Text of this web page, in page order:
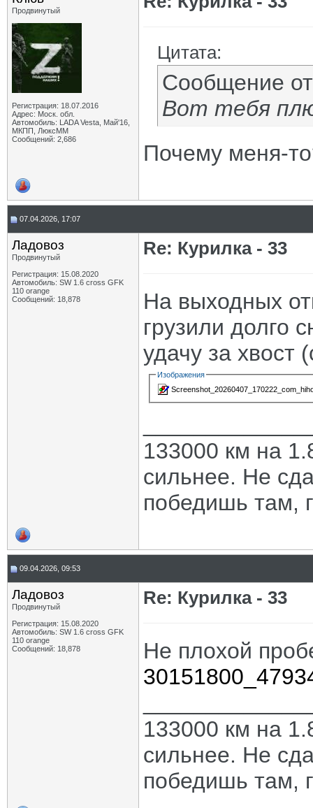
Продвинутый
Регистрация: 18.07.2016
Адрес: Моск. обл.
Автомобиль: LADA Vesta, Май'16,
МКПП, ЛюксММ
Сообщений: 2,686
Цитата:
Сообщение
Вот тебя
Почему меня-
07.04.2026, 17:07
Ладовоз
Продвинутый
Регистрация: 15.08.2020
Автомобиль: SW 1.6 cross GFK
110 orange
Сообщений: 18,878
Re: Курилка - 33
На выходных
грузили долго
удачу за хвост
Изображения
133000 км на
сильнее. Не
победишь там,
09.04.2026, 09:53
Ладовоз
Продвинутый
Регистрация: 15.08.2020
Автомобиль: SW 1.6 cross GFK
110 orange
Сообщений: 18,878
Re: Курилка - 33
Не плохой
133000 км на
сильнее. Не
победишь там,